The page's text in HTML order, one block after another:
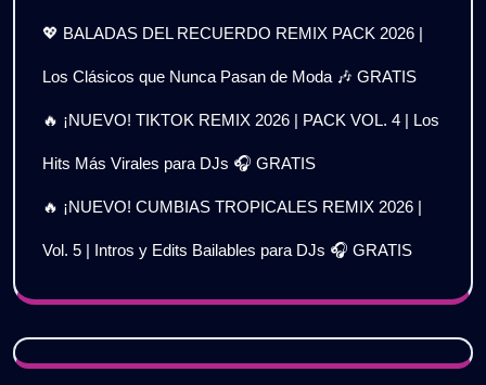
💖 BALADAS DEL RECUERDO REMIX PACK 2026 |
Los Clásicos que Nunca Pasan de Moda 🎶 GRATIS
🔥 ¡NUEVO! TIKTOK REMIX 2026 | PACK VOL. 4 | Los
Hits Más Virales para DJs 🎧 GRATIS
🔥 ¡NUEVO! CUMBIAS TROPICALES REMIX 2026 |
Vol. 5 | Intros y Edits Bailables para DJs 🎧 GRATIS